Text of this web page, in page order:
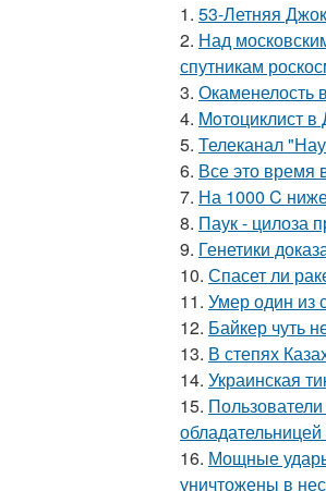
1. 53-Летняя
2. Над
спутникам
3. Окаменелость
4. Moтоциклист
5. Телеканал
6. Все это время
7. На 1000 C
8. Паук - цилоза
9. Генетики
10. Спасет ли
11. Умер один из
12. Байкер чуть
13. В степях
14. Украинская
15.
16. Мощные
уничтожены в